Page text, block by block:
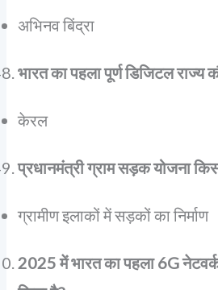
अभिनव बिंद्रा
भारत का पहला पूर्ण डिजिटल राज्य
केरल
प्रधानमंत्री ग्राम सड़क योजना
ग्रामीण इलाकों में सड़कों का निर्माण
2025 में भारत का पहला 6G